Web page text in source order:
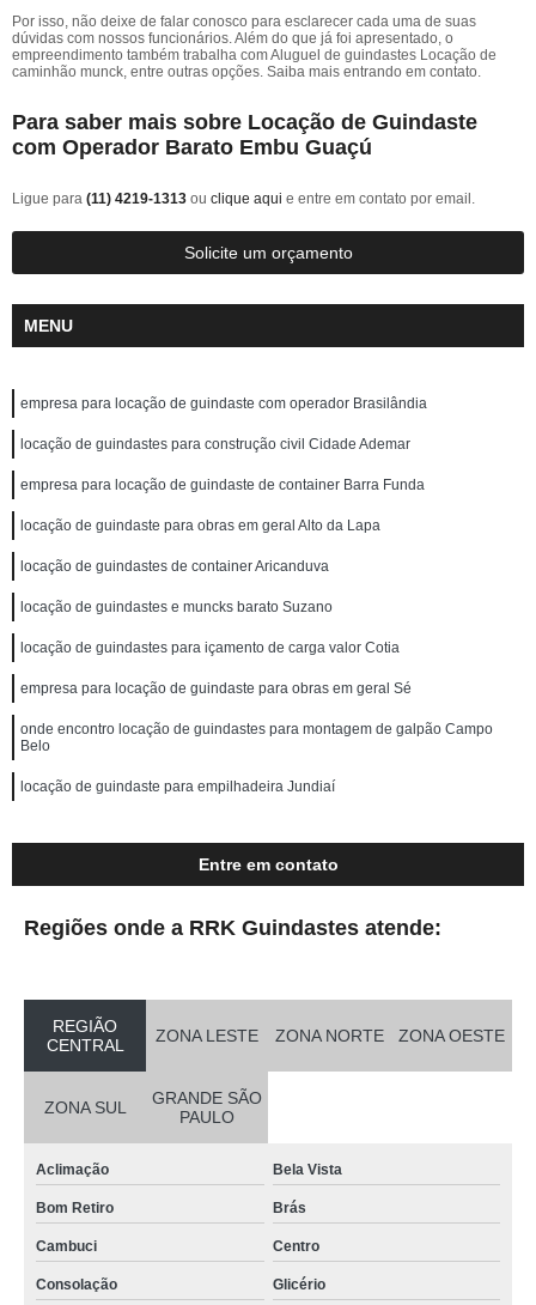
Por isso, não deixe de falar conosco para esclarecer cada uma de suas
dúvidas com nossos funcionários. Além do que já foi apresentado, o
empreendimento também trabalha com Aluguel de guindastes Locação de
caminhão munck, entre outras opções. Saiba mais entrando em contato.
Para saber mais sobre Locação de Guindaste
com Operador Barato Embu Guaçú
Ligue para (11) 4219-1313 ou clique aqui e entre em contato por email.
Solicite um orçamento
MENU
empresa para locação de guindaste com operador Brasilândia
locação de guindastes para construção civil Cidade Ademar
empresa para locação de guindaste de container Barra Funda
locação de guindaste para obras em geral Alto da Lapa
locação de guindastes de container Aricanduva
locação de guindastes e muncks barato Suzano
locação de guindastes para içamento de carga valor Cotia
empresa para locação de guindaste para obras em geral Sé
onde encontro locação de guindastes para montagem de galpão Campo
Belo
locação de guindaste para empilhadeira Jundiaí
Entre em contato
Regiões onde a RRK Guindastes atende:
REGIÃO
CENTRAL
ZONA LESTE ZONA NORTE ZONA OESTE
ZONA SUL
GRANDE SÃO
PAULO
Aclimação Bela Vista
Bom Retiro Brás
Cambuci Centro
Consolação Glicério